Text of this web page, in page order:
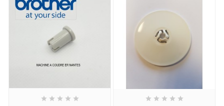
         